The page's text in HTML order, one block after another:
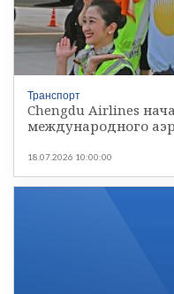
Транспорт
Chengdu Airlines
международного
18.07.2026 10:00:00